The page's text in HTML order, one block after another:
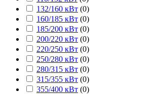
132/160 кВт (0)
160/185 кВт (0)
185/200 кВт (0)
200/220 кВт (0)
220/250 кВт (0)
250/280 кВт (0)
280/315 кВт (0)
315/355 кВт (0)
355/400 кВт (0)